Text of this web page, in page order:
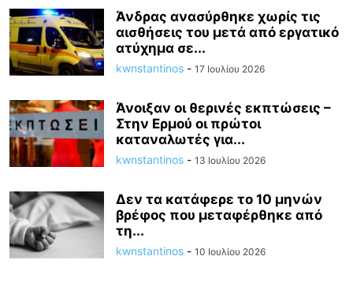
Άνδρας ανασύρθηκε χωρίς τις
αισθήσεις του μετά από εργατικό
ατύχημα σε...
kwnstantinos - 17 Ιουλίου 2026
Άνοιξαν οι θερινές εκπτώσεις –
Στην Ερμού οι πρώτοι
καταναλωτές για...
kwnstantinos - 13 Ιουλίου 2026
Δεν τα κατάφερε το 10 μηνών
βρέφος που μεταφέρθηκε από
τη...
kwnstantinos - 10 Ιουλίου 2026